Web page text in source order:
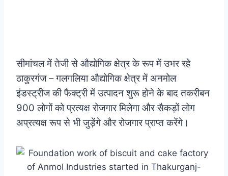
सीमांचल में तेजी से औद्योगिक क्षेत्र के रूप में उभर रहे
ठाकुरगंज – गलगलिया औद्योगिक क्षेत्र में अनमोल
इंडस्ट्रीज की फैक्ट्री में उत्पादन शुरू होने के बाद तकरीबन
900 लोगों को प्रत्यक्ष रोजगार मिलेगा और सैकड़ों लोग
अप्रत्यक्ष रूप से भी जुड़ेंगे और रोजगार प्राप्त करेंगे।